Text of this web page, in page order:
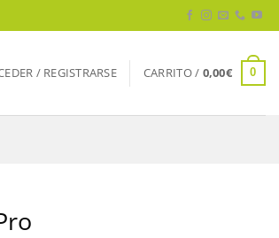
/ REGISTRARSE CARRITO / 0,00€ 0